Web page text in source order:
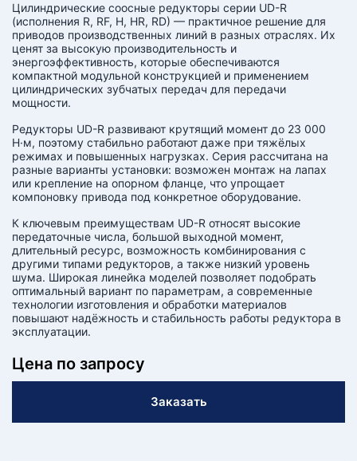
Цилиндрические соосные редукторы серии UD-R
(исполнения R, RF, H, HR, RD) — практичное решение для
приводов производственных линий в разных отраслях. Их
ценят за высокую производительность и
энергоэффективность, которые обеспечиваются
компактной модульной конструкцией и применением
цилиндрических зубчатых передач для передачи
мощности.
Редукторы UD-R развивают крутящий момент до 23 000
Н·м, поэтому стабильно работают даже при тяжёлых
режимах и повышенных нагрузках. Серия рассчитана на
разные варианты установки: возможен монтаж на лапах
или крепление на опорном фланце, что упрощает
компоновку привода под конкретное оборудование.
К ключевым преимуществам UD-R относят высокие
передаточные числа, большой выходной момент,
длительный ресурс, возможность комбинирования с
другими типами редукторов, а также низкий уровень
шума. Широкая линейка моделей позволяет подобрать
оптимальный вариант по параметрам, а современные
технологии изготовления и обработки материалов
повышают надёжность и стабильность работы редуктора в
эксплуатации.
Цена по запросу
Заказать